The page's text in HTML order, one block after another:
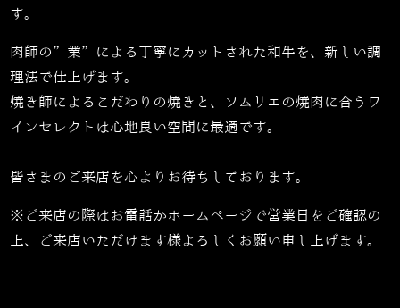
す。
肉師の”業”による丁寧にカットされた和牛を、新しい調
理法で仕上げます。
焼き師によるこだわりの焼きと、ソムリエの焼肉に合うワ
インセレクトは心地良い空間に最適です。
皆さまのご来店を心よりお待ちしております。
※ご来店の際はお電話かホームページで営業日をご確認の
上、ご来店いただけます様よろしくお願い申し上げます。